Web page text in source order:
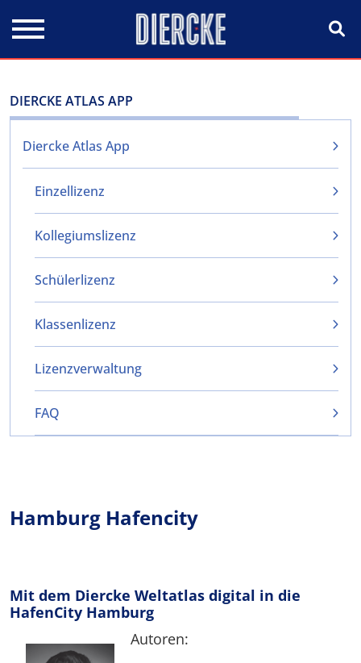
DIERCKE ATLAS APP
Diercke Atlas App
Einzellizenz
Kollegiumslizenz
Schülerlizenz
Klassenlizenz
Lizenzverwaltung
FAQ
Hamburg Hafencity
Mit dem Diercke Weltatlas digital in die
HafenCity Hamburg
Autoren: